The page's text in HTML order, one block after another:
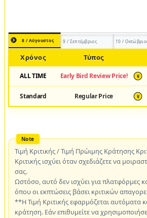
8 / Αύγουστος 9 / Σεπτέμβριος 10 /
Χρόνος Τύπος
ALL TIME Early Bird Review Price! ¥
Standard Regular Price ¥
Τιμή Κριτικής / Τιμή Πρώιμης Κράτησης
Κριτικής ισχύει όταν σχεδιάζετε να
σας.
Ωστόσο, αυτό δεν ισχύει για πλατφόρμες
όπου οι εκπτώσεις βάσει κριτικών
**Η Τιμή Κριτικής εφαρμόζεται αυτόματα
κράτηση. Εάν επιθυμείτε να